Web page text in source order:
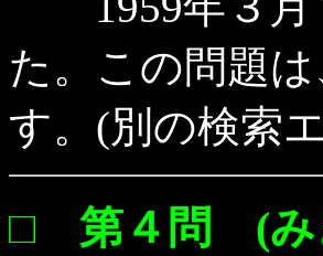
た。この問題
す。(別の検索
□ 第４問 (み